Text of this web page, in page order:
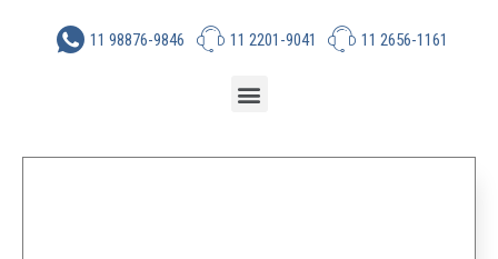
11 98876-9846 11 2201-9041 11 2656-1161